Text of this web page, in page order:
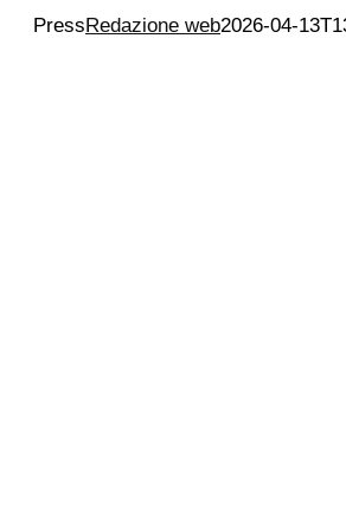
SaltaPressRedazione web2026-04-